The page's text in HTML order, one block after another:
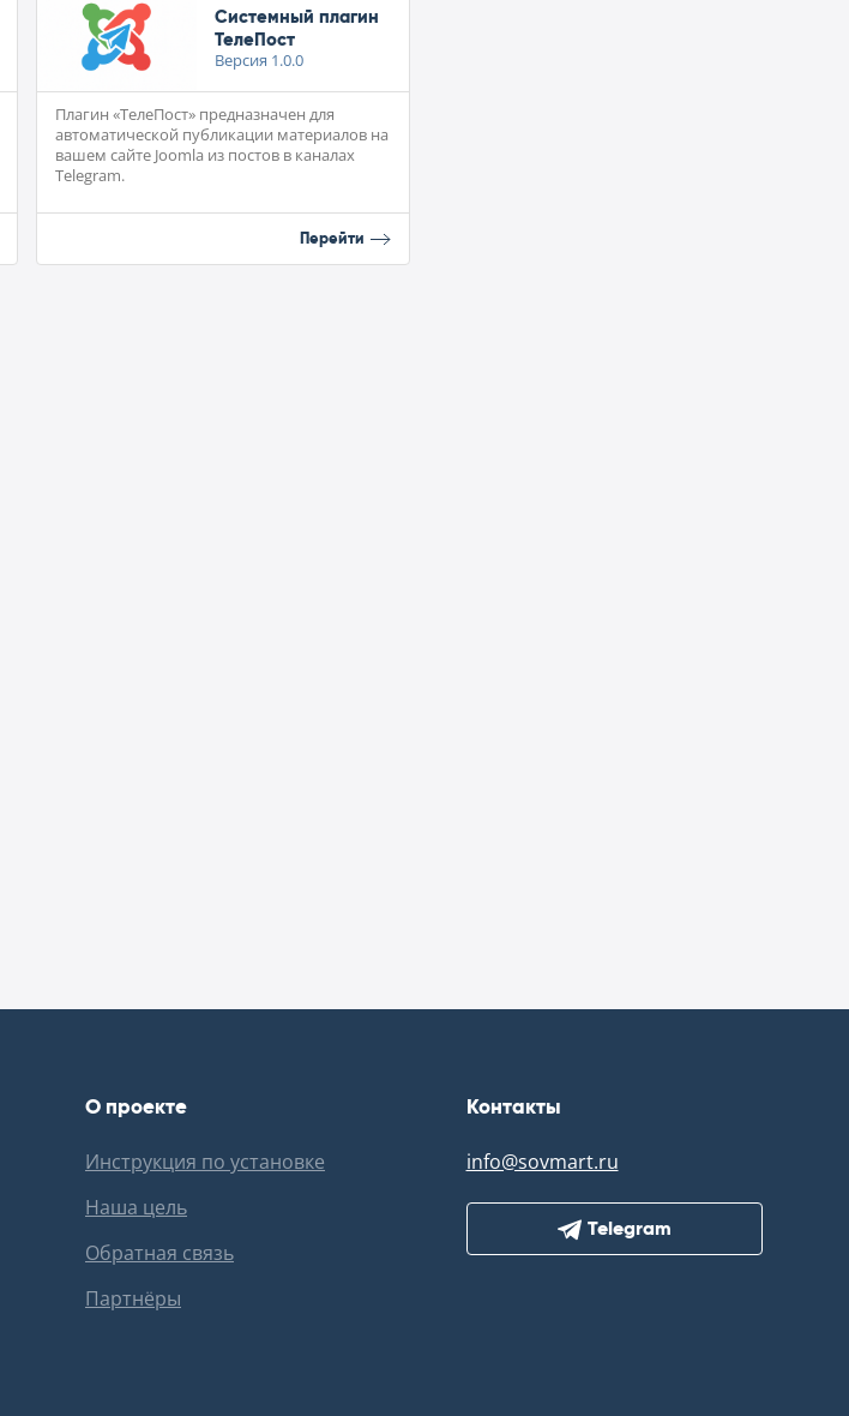
Системный плагин
ТелеПост
Версия 1.0.0
Плагин «ТелеПост» предназначен для
автоматической публикации материалов на
вашем сайте Joomla из постов в каналах
Telegram.
Перейти
О проекте
Инструкция по установке
Наша цель
Обратная связь
Партнёры
Контакты
info@sovmart.ru
Telegram